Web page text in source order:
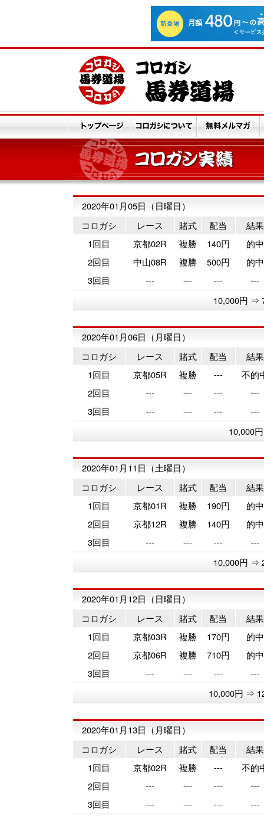
2020年01月05日（日曜日）
コロガシ
レース 賭式 配当
結果
1回目
京都02R 複勝 140円
的中
2回目
中山08R 複勝 500円
的中
3回目
--- --- ---
---
10,000円 ⇒
2020年01月06日（月曜日）
コロガシ
レース 賭式 配当
結果
1回目
京都05R 複勝 ---
不的
2回目
--- --- ---
---
3回目
--- --- ---
---
10,000
2020年01月11日（土曜日）
コロガシ
レース 賭式 配当
結果
1回目
京都01R 複勝 190円
的中
2回目
京都12R 複勝 140円
的中
3回目
--- --- ---
---
10,000円 ⇒
2020年01月12日（日曜日）
コロガシ
レース 賭式 配当
結果
1回目
京都03R 複勝 170円
的中
2回目
京都06R 複勝 710円
的中
3回目
--- --- ---
---
10,000円 ⇒
2020年01月13日（月曜日）
コロガシ
レース 賭式 配当
結果
1回目
京都02R 複勝 ---
不的
2回目
--- --- ---
---
3回目
--- --- ---
---